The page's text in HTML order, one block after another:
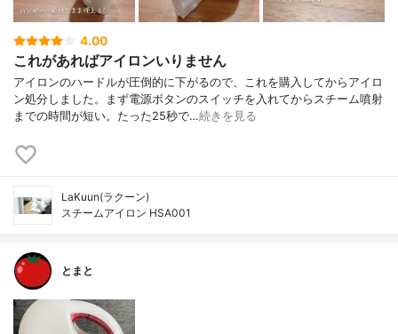
4.00
これがあればアイロンいりません
アイロンのハードルが圧倒的に下がるので、これを購入してからアイロ
ン処分しました。まず電源ボタンのスイッチを入れてからスチーム噴射
までの時間が短い。たった25秒で…続きを見る
LaKuun(ラクーン)
スチームアイロン HSA001
とまと